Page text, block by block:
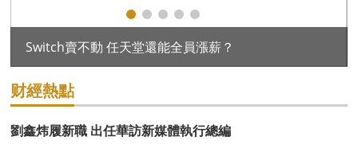
Switch賣不動 任天堂還能全員漲薪？
财經熱點
劉鑫炜履新職 出任華訪新媒體執行總編